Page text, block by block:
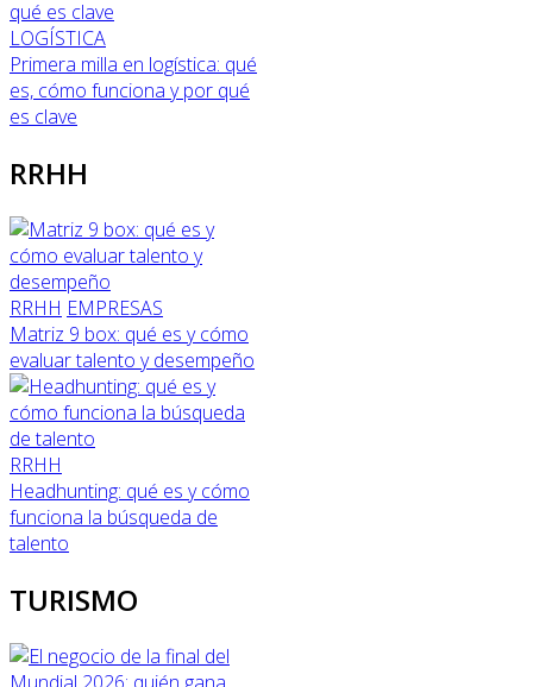
LOGÍSTICA
Primera milla en logística: qué
es, cómo funciona y por qué
es clave
RRHH
RRHH EMPRESAS
Matriz 9 box: qué es y cómo
evaluar talento y desempeño
RRHH
Headhunting: qué es y cómo
funciona la búsqueda de
talento
TURISMO